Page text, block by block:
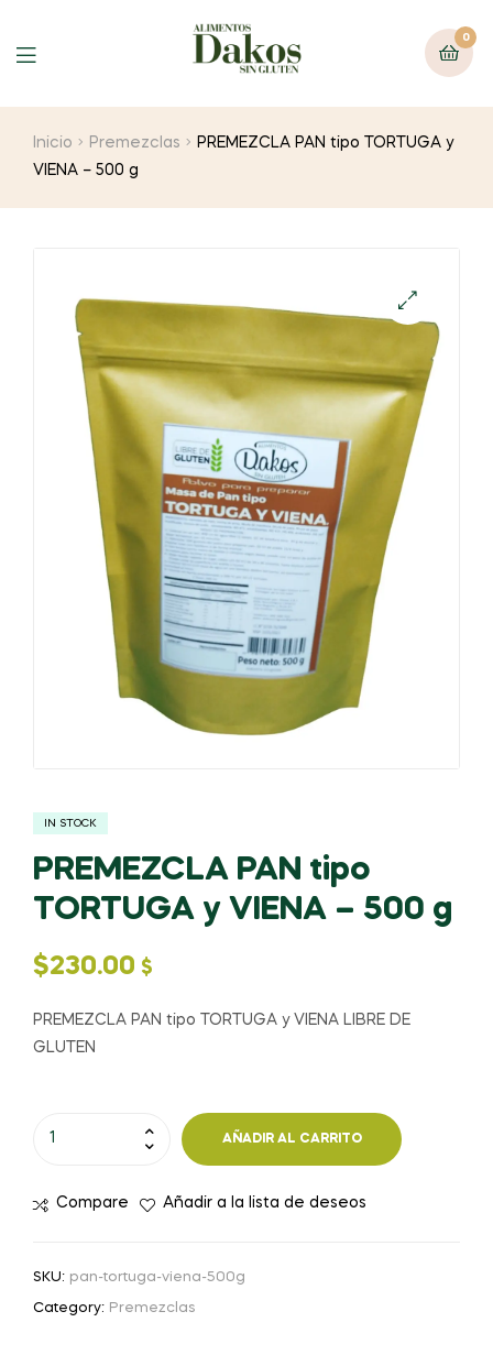
Menu
0
Inicio Premezclas
PREMEZCLA PAN tipo TORTUGA y
VIENA – 500 g
IN STOCK
PREMEZCLA PAN tipo
TORTUGA y VIENA – 500 g
$230.00 $
PREMEZCLA PAN tipo TORTUGA y VIENA LIBRE DE
GLUTEN
TORTUGA
500
AÑADIR AL CARRITO
Compare Añadir a la lista de deseos
SKU: pan-tortuga-viena-500g
Category: Premezclas